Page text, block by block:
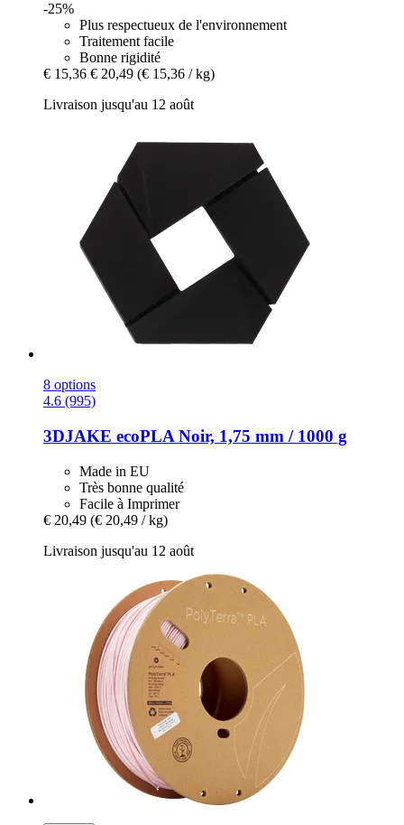
-25%
Plus respectueux de l'environnement
Traitement facile
Bonne rigidité
€ 15,36 € 20,49 (€ 15,36 / kg)
Livraison jusqu'au 12 août
8 options
4.6 (995)
3DJAKE ecoPLA Noir, 1,75 mm / 1000 g
Made in EU
Très bonne qualité
Facile à Imprimer
€ 20,49 (€ 20,49 / kg)
Livraison jusqu'au 12 août